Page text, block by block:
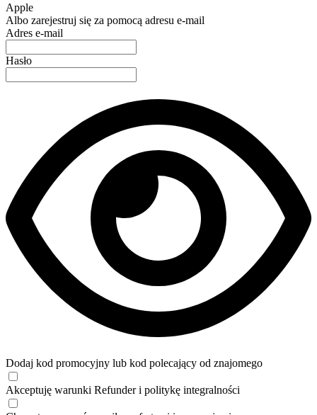
Apple
Albo zarejestruj się za pomocą adresu e-mail
Adres e-mail
Hasło
Dodaj kod promocyjny lub kod polecający od znajomego
Akceptuję warunki Refunder i politykę integralności